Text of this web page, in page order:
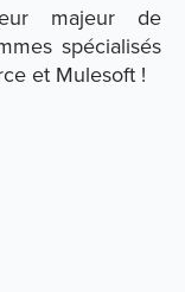
majeur de
spécialisés
et Mulesoft !